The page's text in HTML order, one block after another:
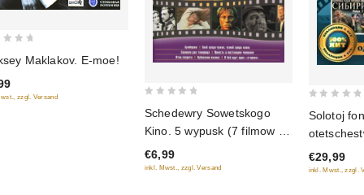
Maklakov. E-moe!
zzgl. Versand
of
5
Schedewry Sowetskogo
Kino. 5 wypusk (7 filmow w
1 diske)
€6,99
inkl. Mwst., zzgl. Versand
of
5
Solotoj
Sibiriada
€29,99
inkl. Mwst., zzgl.